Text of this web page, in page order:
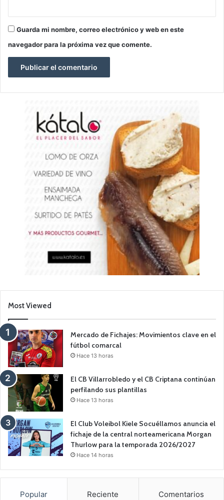
Guarda mi nombre, correo electrónico y web en este
navegador para la próxima vez que comente.
Most Viewed
Mercado de Fichajes: Movimientos clave en el
fútbol comarcal
Hace 13 horas
El CB Villarrobledo y el CB Criptana continúan
perfilando sus plantillas
Hace 13 horas
El Club Voleibol Kiele Socuéllamos anuncia el
fichaje de la central norteamericana Morgan
Thurlow para la temporada 2026/2027
Hace 14 horas
Popular Reciente Comentarios